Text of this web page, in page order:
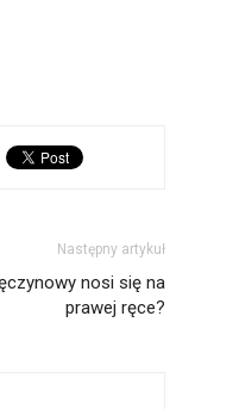
Następny artykuł
nosi się na
prawej ręce?